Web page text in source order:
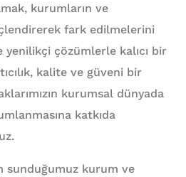
kurumların ve
fark edilmelerini
yenilikçi çözümlerle kalıcı bir
kalite ve güveni bir
kurumsal dünyada
katkıda
sunduğumuz kurum ve